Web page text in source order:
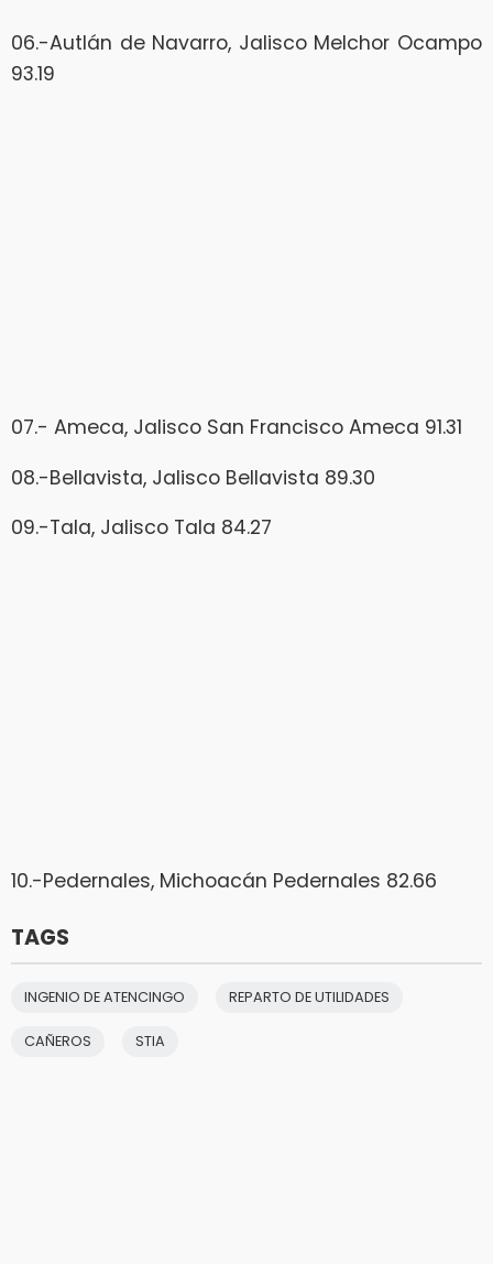
06.-Autlán de Navarro, Jalisco Melchor Ocampo
93.19
07.- Ameca, Jalisco San Francisco Ameca 91.31
08.-Bellavista, Jalisco Bellavista 89.30
09.-Tala, Jalisco Tala 84.27
10.-Pedernales, Michoacán Pedernales 82.66
TAGS
INGENIO DE ATENCINGO REPARTO DE UTILIDADES
CAÑEROS STIA